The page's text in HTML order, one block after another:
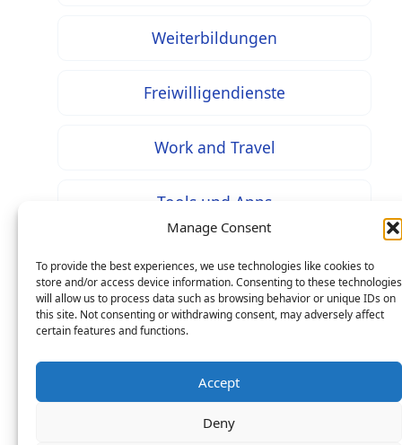
Manage Consent
To provide the best experiences, we use technologies like cookies to
store and/or access device information. Consenting to these technologies
will allow us to process data such as browsing behavior or unique IDs on
this site. Not consenting or withdrawing consent, may adversely affect
certain features and functions.
Accept
Deny
Weiterbildungen
Freiwilligendienste
Work and Travel
Tools und Apps
* Bei mit diesem Zeichen gekennzeichneten Inhalten
handelt es sich um Werbung / Affiliate Links: Beim
Mehrkosten – als Seitenbetreiber erhalten wir jedoch
eine prozentuale Provision an Ihren Käufen, worüber
wir uns mit finanzieren.